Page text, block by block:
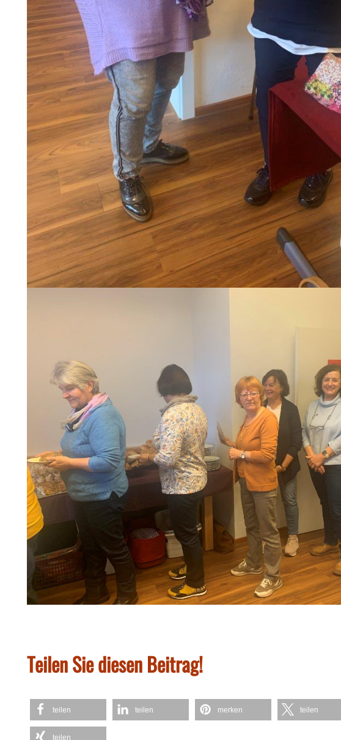
Teilen Sie diesen Beitrag!
teilen teilen merken teilen
teilen